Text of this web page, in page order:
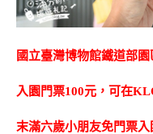
國立臺灣博物館鐵道部
入園門票100元，可在
末滿六歲小朋友免門票入